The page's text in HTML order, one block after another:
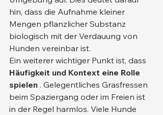
hin, dass die Aufnahme kleiner
Mengen pflanzlicher Substanz
biologisch mit der Verdauung von
Hunden vereinbar ist.
Ein weiterer wichtiger Punkt ist, dass
Häufigkeit und Kontext eine Rolle
spielen . Gelegentliches Grasfressen
beim Spaziergang oder im Freien ist
in der Regel harmlos. Viele Hunde